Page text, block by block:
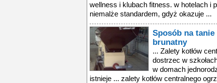
wellness i klubach fitness. w hotelach i
niemalże standardem, gdyż okazuje ...
Sposób na
brunatny
... Zalety kotłów
dostrzec w
w domach
istnieje ... zalety kotłów centralnego